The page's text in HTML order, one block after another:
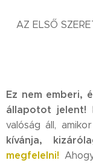
AZ ELSŐ
Ez nem emberi,
állapotot jelent!
valóság áll, amikor
kívánja,
megfelelni!